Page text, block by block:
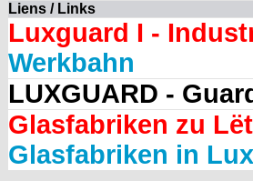
Liens / Links
Luxguard I -
Werkbahn
LUXGUARD -
Glasfabriken zu
Glasfabriken in